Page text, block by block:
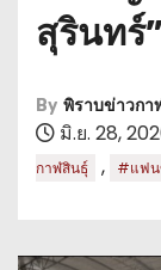
สุรินทร์”
By พิราบข่าวกา
มิ.ย. 28,
กาฬสินธุ์
, #แฟน